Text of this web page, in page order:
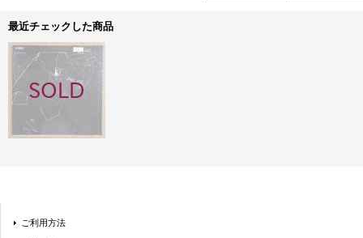
最近チェックした商品
ご利用方法